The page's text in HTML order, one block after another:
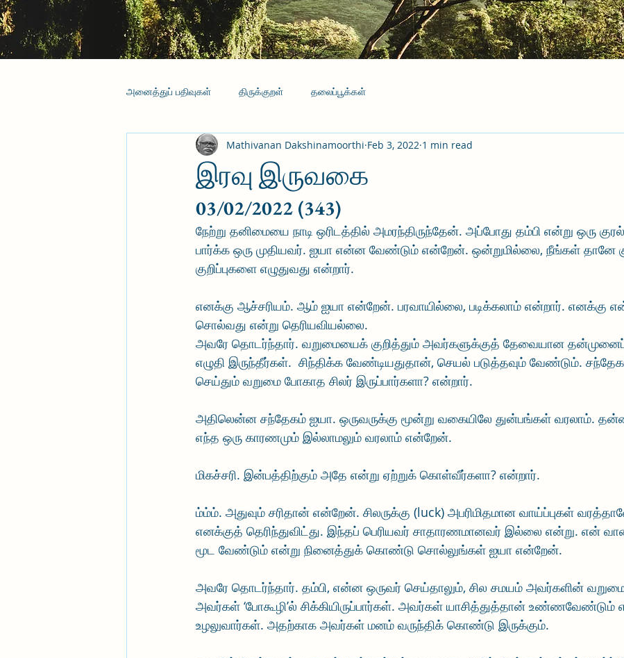
அனைத்துப் பதிவுகள் திருக்குறள் தலைப்பூக்கள்
இரவு இருவகை
Mathivanan Dakshinamoorthi Feb 3, 2022 1 min read
03/02/2022 (343)
நேற்று தனிமையை நாடி ஒரிடத்தில் அமரந்திருந்தேன். அப்போது தம்பி என்று ஒரு குரல்.
பார்க்க ஒரு முதியவர். ஐயா என்ன வேண்டும் என்றேன். ஒன்றுமில்லை, நீங்கள் தானே
குறிப்புகளை எழுதுவது என்றார்.
எனக்கு ஆச்சரியம். ஆம் ஐயா என்றேன். பரவாயில்லை, படிக்கலாம் என்றார். எனக்கு
சொல்வது என்று தெரியவியல்லை.
அவரே தொடர்ந்தார். வறுமையைக் குறித்தும் அவர்களுக்குத் தேவையான
எழுதி இருந்தீர்கள்.  சிந்திக்க வேண்டியதுதான், செயல் படுத்தவும் வேண்டும்.
செய்தும் வறுமை போகாத சிலர் இருப்பார்களா? என்றார்.
அதிலென்ன சந்தேகம் ஐயா. ஒருவருக்கு மூன்று வகையிலே துன்பங்கள் வரலாம்.
எந்த ஒரு காரணமும் இல்லாமலும் வரலாம் என்றேன்.
மிகச்சரி. இன்பத்திற்கும் அதே என்று ஏற்றுக் கொள்வீர்களா? என்றார்.
ம்ம்ம். அதுவும் சரிதான் என்றேன். சிலருக்கு (luck) அபரிமிதமான வாய்ப்புகள்
எனக்குத் தெரிந்துவிட்து. இந்தப் பெரியவர் சாதாரணமானவர் இல்லை என்று. என்
மூட வேண்டும் என்று நினைத்துக் கொண்டு சொல்லுங்கள் ஐயா என்றேன்.
அவரே தொடர்ந்தார். தம்பி, என்ன ஒருவர் செய்தாலும், சில சமயம் அவர்களின்
அவர்கள் ‘போகூழி’ல் சிக்கியிருப்பார்கள். அவர்கள் யாசித்துத்தான் உண்ணவேண்டும்
உழலுவார்கள். அதற்காக அவர்கள் மனம் வருந்திக் கொண்டு இருக்கும்.